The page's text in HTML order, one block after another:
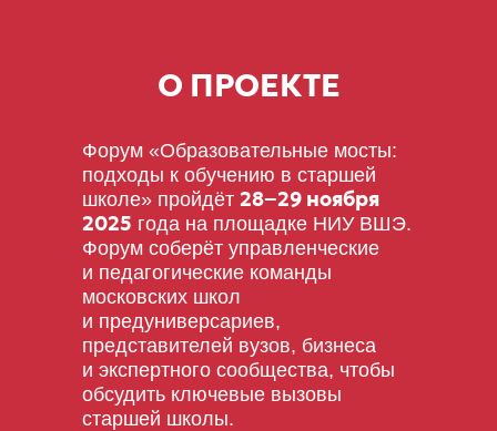
О ПРОЕКТЕ
Форум «Образовательные мосты:
подходы к обучению в старшей
школе» пройдёт 28−29 ноября
2025 года на площадке НИУ ВШЭ.
Форум соберёт управленческие
и педагогические команды
московских школ
и предуниверсариев,
представителей вузов, бизнеса
и экспертного сообщества, чтобы
обсудить ключевые вызовы
старшей школы.